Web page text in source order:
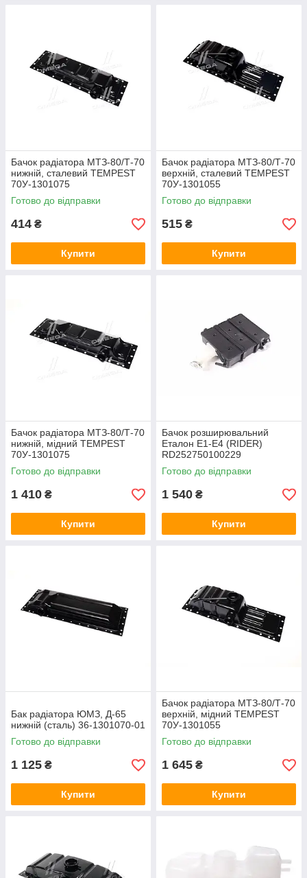
Бачок радіатора МТЗ-80/Т-70
нижній, сталевий TEMPEST
70У-1301075
Готово до відправки
414 ₴
Купити
Бачок радіатора МТЗ-80/Т-70
верхній, сталевий TEMPEST
70У-1301055
Готово до відправки
515 ₴
Купити
Бачок радіатора МТЗ-80/Т-70
нижній, мідний TEMPEST
70У-1301075
Готово до відправки
1 410 ₴
Купити
Бачок розширювальний
Еталон Е1-Е4 (RIDER)
RD252750100229
Готово до відправки
1 540 ₴
Купити
Бак радіатора ЮМЗ, Д-65
нижній (сталь) 36-1301070-01
Готово до відправки
1 125 ₴
Купити
Бачок радіатора МТЗ-80/Т-70
верхній, мідний TEMPEST
70У-1301055
Готово до відправки
1 645 ₴
Купити